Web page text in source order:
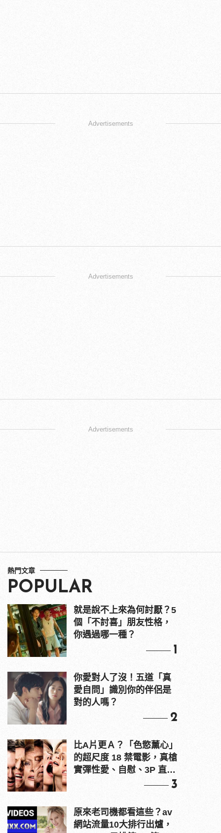
Advertisements
Advertisements
Advertisements
熱門文章
POPULAR
就是說不上來為何討厭？5
個「不討喜」朋友性格，
你遇過哪一種？
1
你愛對人了沒！五道「真
愛自問」識別你的伴侶是
對的人嗎？
2
比A片更Ａ？「色慾薰心」
的超尺度 18 禁電影，真槍
實彈性愛、自慰、3P 直接
3
原來老司機都看這些？av
網站流量10大排行出爐，